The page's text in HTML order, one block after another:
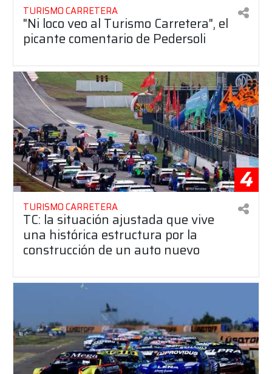
TURISMO CARRETERA
"Ni loco veo al Turismo Carretera", el
picante comentario de Pedersoli
4
TURISMO CARRETERA
TC: la situación ajustada que vive
una histórica estructura por la
construcción de un auto nuevo